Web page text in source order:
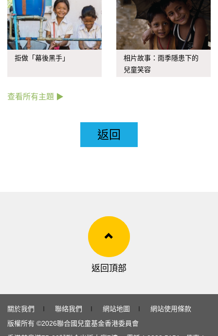
拒做「幕後黑手」
相片故事：雨季隱患下的
兒童笑容
查看所有主題 ▶
返回
返回頂部
關於我們 ∣ 聯絡我們 ∣ 網站地圖 ∣
網站使用條款
版權所有 ©2026聯合國兒童基金香港委員會